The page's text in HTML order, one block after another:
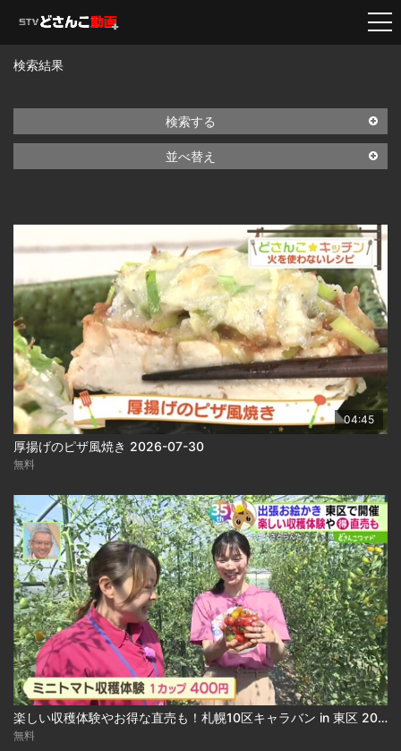
検索結果
検索する
並べ替え
04:45
厚揚げのピザ風焼き 2026-07-30
無料
楽しい収穫体験やお得な直売も！札幌10区キャラバン in 東区 2026-07-27
無料